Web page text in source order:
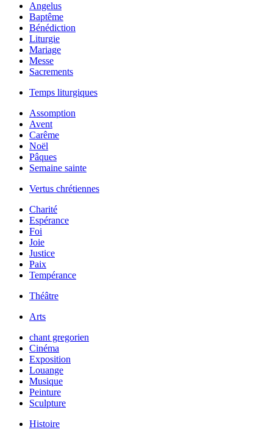
Angelus
Baptême
Bénédiction
Liturgie
Mariage
Messe
Sacrements
Temps liturgiques
Assomption
Avent
Carême
Noël
Pâques
Semaine sainte
Vertus chrétiennes
Charité
Espérance
Foi
Joie
Justice
Paix
Tempérance
Théâtre
Arts
chant gregorien
Cinéma
Exposition
Louange
Musique
Peinture
Sculpture
Histoire